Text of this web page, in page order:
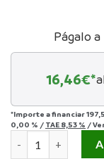
Págalo
16,46€*
*Importe a financiar
0,00 % / TAE 8,53 % /
PIONEER DJ DM-